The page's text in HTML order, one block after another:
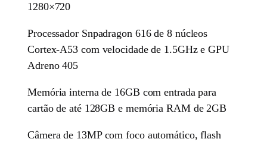
1280×720
Processador Snpadragon 616 de 8 núcleos
Cortex-A53 com velocidade de 1.5GHz e GPU
Adreno 405
Memória interna de 16GB com entrada para
cartão de até 128GB e memória RAM de 2GB
Câmera de 13MP com foco automático, flash